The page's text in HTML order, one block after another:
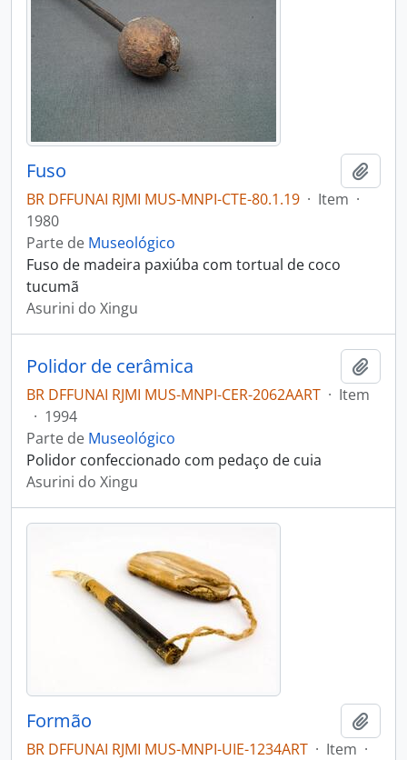
Fuso
BR DFFUNAI RJMI MUS-MNPI-CTE-80.1.19 · Item ·
1980
Parte de Museológico
Fuso de madeira paxiúba com tortual de coco
tucumã
Asurini do Xingu
Polidor de cerâmica
BR DFFUNAI RJMI MUS-MNPI-CER-2062AART · Item
· 1994
Parte de Museológico
Polidor confeccionado com pedaço de cuia
Asurini do Xingu
Formão
BR DFFUNAI RJMI MUS-MNPI-UIE-1234ART · Item ·